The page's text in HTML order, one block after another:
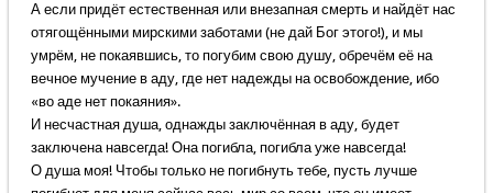
А если придёт естественная или внезапная смерть и найдёт нас
отягощёнными мирскими заботами (не дай Бог этого!), и мы
умрём, не покаявшись, то погубим свою душу, обречём её на
вечное мучение в аду, где нет надежды на освобождение, ибо
«во аде нет покаяния».
И несчастная душа, однажды заключённая в аду, будет
заключена навсегда! Она погибла, погибла уже навсегда!
О душа моя! Чтобы только не погибнуть тебе, пусть лучше